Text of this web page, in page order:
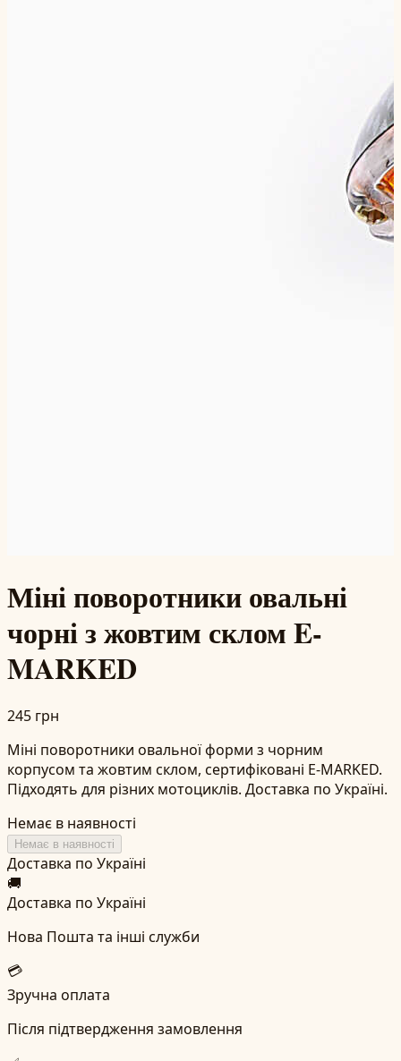
Міні поворотники овальні
чорні з жовтим склом E-
MARKED
245 грн
Міні поворотники овальної форми з чорним
корпусом та жовтим склом, сертифіковані E-MARKED.
Підходять для різних мотоциклів. Доставка по Україні.
Немає в наявності
Немає в наявності
Доставка по Україні
🚚
Доставка по Україні
Нова Пошта та інші служби
💳
Зручна оплата
Після підтвердження замовлення